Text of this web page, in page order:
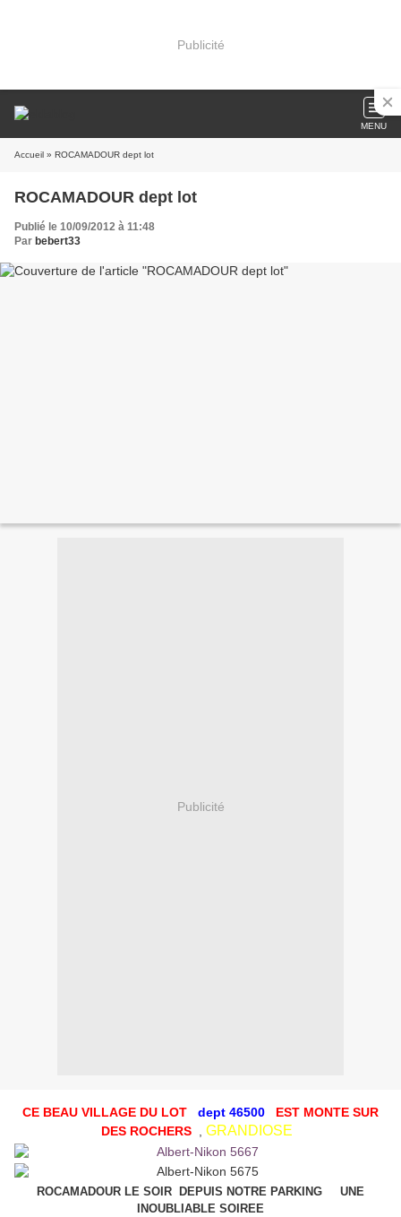
Publicité
MENU
Accueil » ROCAMADOUR dept lot
ROCAMADOUR dept lot
Publié le 10/09/2012 à 11:48
Par bebert33
Publicité
CE BEAU VILLAGE DU LOT dept 46500 EST MONTE SUR
DES ROCHERS
GRANDIOSE
ROCAMADOUR LE SOIR DEPUIS NOTRE PARKING UNE
INOUBLIABLE SOIREE